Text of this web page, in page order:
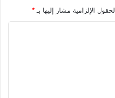
الحقول الإلزامية مشار إليها بـ *